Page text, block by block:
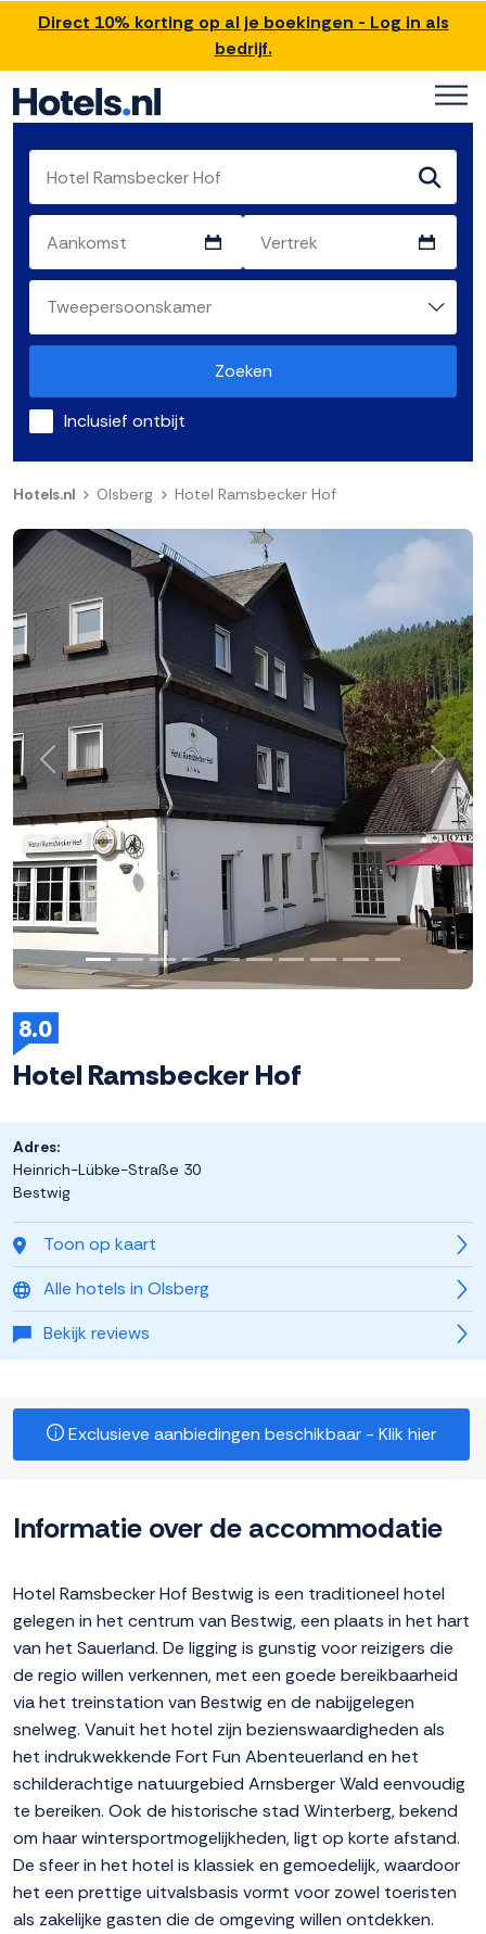
Direct 10% korting op al je boekingen - Log in als
bedrijf.
Zoeken
Inclusief ontbijt
Hotels.nl Olsberg Hotel Ramsbecker Hof
8.0
Hotel Ramsbecker Hof
Toon op kaart
Alle hotels in Olsberg
Bekijk reviews
Adres:
Heinrich-Lübke-Straße 30
Bestwig
Exclusieve aanbiedingen beschikbaar - Klik hier
Informatie over de accommodatie
Hotel Ramsbecker Hof Bestwig is een traditioneel hotel
gelegen in het centrum van Bestwig, een plaats in het hart
van het Sauerland. De ligging is gunstig voor reizigers die
de regio willen verkennen, met een goede bereikbaarheid
via het treinstation van Bestwig en de nabijgelegen
snelweg. Vanuit het hotel zijn bezienswaardigheden als
het indrukwekkende Fort Fun Abenteuerland en het
schilderachtige natuurgebied Arnsberger Wald eenvoudig
te bereiken. Ook de historische stad Winterberg, bekend
om haar wintersportmogelijkheden, ligt op korte afstand.
De sfeer in het hotel is klassiek en gemoedelijk, waardoor
het een prettige uitvalsbasis vormt voor zowel toeristen
als zakelijke gasten die de omgeving willen ontdekken.